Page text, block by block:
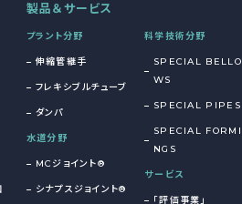
製品＆サービス
プラント分野
伸縮管継手
フレキシブルチューブ
ダンパ
水道分野
MCジョイント®
シナプスジョイント®
科学技術分野
SPECIAL BELLO
WS
SPECIAL PIPES
SPECIAL FORMI
NGS
サービス
「評価事業」